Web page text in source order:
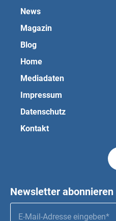
News
Magazin
Blog
Home
Mediadaten
Impressum
Datenschutz
Kontakt
Newsletter abonnieren